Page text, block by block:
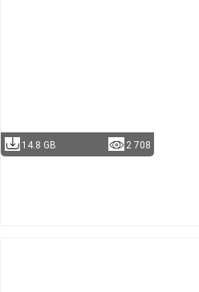
14.8 GB 2 708